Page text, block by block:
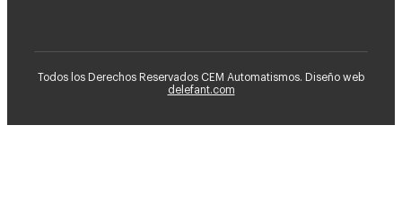
Todos los Derechos Reservados CEM Automatismos. Diseño web
delefant.com